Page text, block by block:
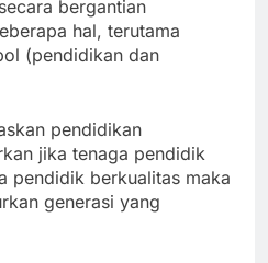
bergantian
hal, terutama
(pendidikan dan
pendidikan
jika tenaga pendidik
pendidik berkualitas maka
generasi yang